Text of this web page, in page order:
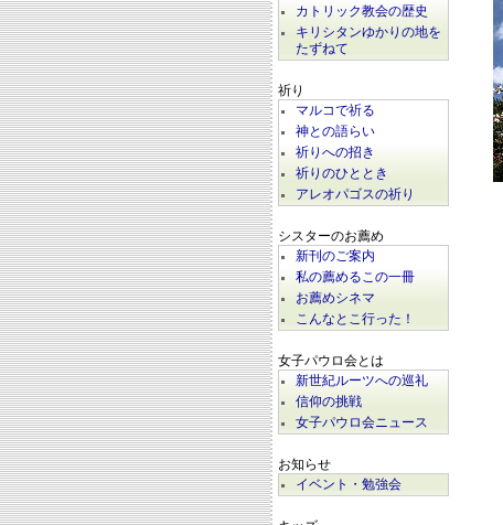
カトリック教会の歴史
キリシタンゆかりの地を
たずねて
祈り
マルコで祈る
神との語らい
祈りへの招き
祈りのひととき
アレオパゴスの祈り
シスターのお薦め
新刊のご案内
私の薦めるこの一冊
お薦めシネマ
こんなとこ行った！
女子パウロ会とは
新世紀ルーツへの巡礼
信仰の挑戦
女子パウロ会ニュース
お知らせ
イベント・勉強会